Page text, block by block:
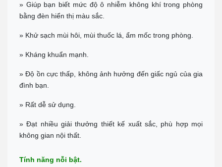
BÌNH DƯƠNG
Đc: 743 Huỳnh Văn Lũy, Phường Bình Dương, TP Hồ Chí Minh
ĐT: Call :
0989 958 887
Đc: 573 Cách Mạng Tháng 8, Phường 3, TP Tây Ninh
Chỉ đường
CẦN THƠ
0911 676 989
PHÚ QUỐC
Đc: R303 Đường Ruby 3, Shophouse Bãi Kem, P An Thới, TP Phú
Tel:0906 82 82 82
» Giúp bạn biết mức độ ô nhiễm không khí trong phòng
bằng đèn hiển thị màu sắc.
» Khử sạch mùi hôi, mùi thuốc lá, ẩm mốc trong phòng.
» Kháng khuẩn mạnh.
» Độ ồn cực thấp, không ảnh hưởng đến giấc ngủ của gia
đình bạn.
» Rất dễ sử dụng.
» Đạt nhiều giải thưởng thiết kế xuất sắc, phù hợp mọi
không gian nội thất.
Tính năng nỗi bật.